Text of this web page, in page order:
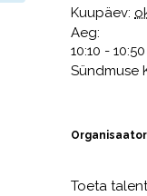
Kuupäev:
Aeg:
10:10 - 10:50
Sündmuse
Toeta